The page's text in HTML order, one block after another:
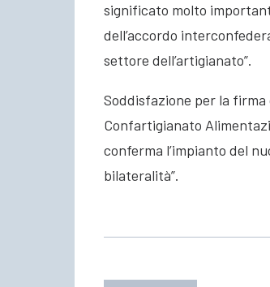
significato molto
dell’accordo
settore dell’artigianato”.
Soddisfazione per la firma
Confartigianato
conferma l’impianto del
bilateralità”.